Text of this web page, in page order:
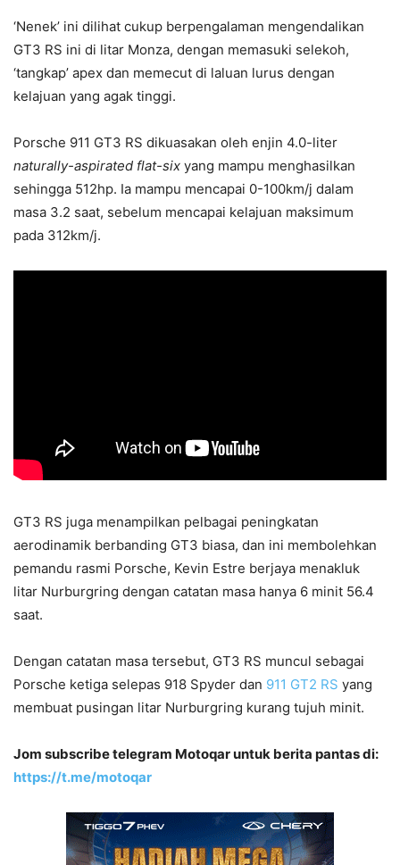
‘Nenek’ ini dilihat cukup berpengalaman mengendalikan
GT3 RS ini di litar Monza, dengan memasuki selekoh,
‘tangkap’ apex dan memecut di laluan lurus dengan
kelajuan yang agak tinggi.
Porsche 911 GT3 RS dikuasakan oleh enjin 4.0-liter
naturally-aspirated flat-six yang mampu menghasilkan
sehingga 512hp. Ia mampu mencapai 0-100km/j dalam
masa 3.2 saat, sebelum mencapai kelajuan maksimum
pada 312km/j.
GT3 RS juga menampilkan pelbagai peningkatan
aerodinamik berbanding GT3 biasa, dan ini membolehkan
pemandu rasmi Porsche, Kevin Estre berjaya menakluk
litar Nurburgring dengan catatan masa hanya 6 minit 56.4
saat.
Dengan catatan masa tersebut, GT3 RS muncul sebagai
Porsche ketiga selepas 918 Spyder dan 911 GT2 RS yang
membuat pusingan litar Nurburgring kurang tujuh minit.
Jom subscribe telegram Motoqar untuk berita pantas di:
https://t.me/motoqar